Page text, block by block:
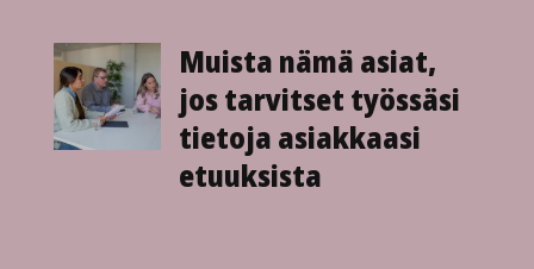
Muista nämä asiat,
jos tarvitset työssäsi
tietoja asiakkaasi
etuuksista